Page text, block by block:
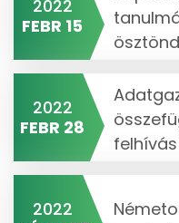
2022
FEBR 15
2022
FEBR 28
felhívás
2022